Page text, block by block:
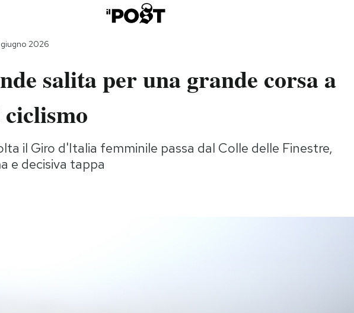
2026
salita per una grande corsa a
il Giro d'Italia femminile passa dal Colle delle Finestre,
e decisiva tappa